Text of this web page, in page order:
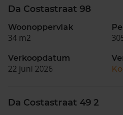
Da Costastraat 98
Woonoppervlak
34 m2
Verkoopdatum
22 juni 2026
Da Costastraat 49 2